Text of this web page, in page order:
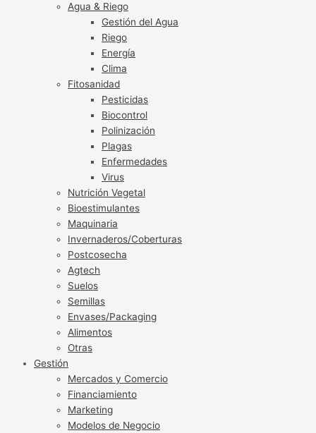
Agua & Riego
Gestión del Agua
Riego
Energía
Clima
Fitosanidad
Pesticidas
Biocontrol
Polinización
Plagas
Enfermedades
Virus
Nutrición Vegetal
Bioestimulantes
Maquinaria
Invernaderos/Coberturas
Postcosecha
Agtech
Suelos
Semillas
Envases/Packaging
Alimentos
Otras
Gestión
Mercados y Comercio
Financiamiento
Marketing
Modelos de Negocio